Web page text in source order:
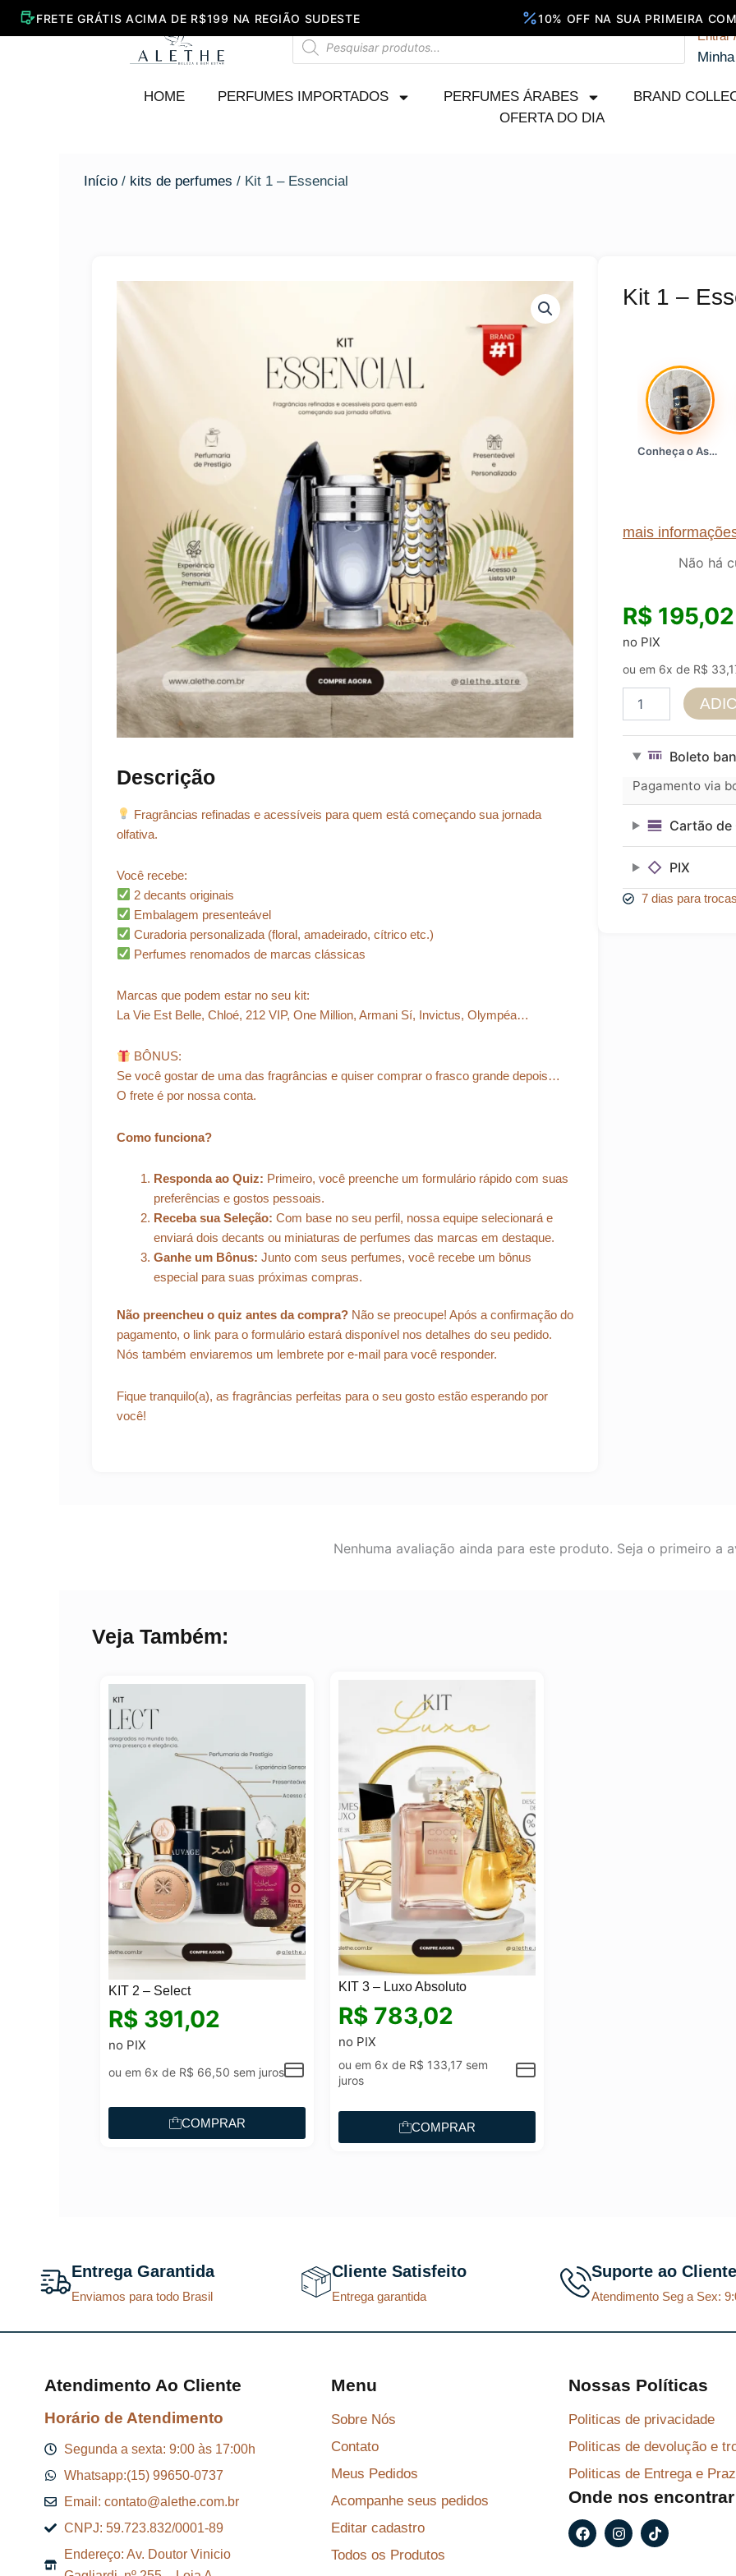
Pesquisar
produtos
Entrar
HOME PERFUMES IMPORTADOS PERFUMES ÁRABES BRAND
OFERTA DO DIA
Início / kits de perfumes / Kit 1 – Essencial
Descrição
Fragrâncias refinadas e acessíveis para quem está começando sua jornada
olfativa.
Você recebe:
2 decants originais
Embalagem presenteável
Curadoria personalizada (floral, amadeirado, cítrico etc.)
Perfumes renomados de marcas clássicas
Marcas que podem estar no seu kit:
La Vie Est Belle, Chloé, 212 VIP, One Million, Armani Sí, Invictus, Olympéa…
BÔNUS:
Se você gostar de uma das fragrâncias e quiser comprar o frasco grande depois…
O frete é por nossa conta.
Como funciona?
Responda ao Quiz: Primeiro, você preenche um formulário rápido com suas
preferências e gostos pessoais.
Receba sua Seleção: Com base no seu perfil, nossa equipe selecionará e
enviará dois decants ou miniaturas de perfumes das marcas em destaque.
Ganhe um Bônus: Junto com seus perfumes, você recebe um bônus
especial para suas próximas compras.
Não preencheu o quiz antes da compra? Não se preocupe! Após a confirmação do
pagamento, o link para o formulário estará disponível nos detalhes do seu pedido.
Nós também enviaremos um lembrete por e-mail para você responder.
Fique tranquilo(a), as fragrâncias perfeitas para o seu gosto estão esperando por
você!
Kit 1 –
Conheça o Asad, da Lattafa…
mais
Não há
R$ 195,02
no PIX
ou em 6x de R$
quantidadeBoleto
Pagamento via
Cartão de
PIX
7 dias para
Nenhuma avaliação ainda para este produto. Seja o primeiro a
Veja Também:
KIT 2 – Select
R$ 391,02
no PIX
ou em 6x de R$ 66,50 sem juros
COMPRAR
KIT 3 – Luxo Absoluto
R$ 783,02
no PIX
ou em 6x de R$ 133,17 sem
juros
COMPRAR
Entrega Garantida
Enviamos para todo Brasil
Cliente Satisfeito
Entrega garantida
Suporte ao Cliente
Atendimento Seg a Sex:
Atendimento Ao Cliente
Horário de Atendimento
Segunda a sexta: 9:00 às 17:00h
Whatsapp:(15) 99650-0737
Email: contato@alethe.com.br
CNPJ: 59.723.832/0001-89
Endereço: Av. Doutor Vinicio
Menu
Sobre Nós
Contato
Meus Pedidos
Acompanhe seus pedidos
Editar cadastro
Todos os Produtos
Nossas Políticas
Politicas de privacidade
Politicas de devolução e
Politicas de Entrega e
Onde nos
F
a
I
n
T
i